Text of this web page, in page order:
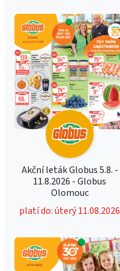
Akční leták Globus 5.8. -
11.8.2026 - Globus
Olomouc
platí do: úterý 11.08.2026